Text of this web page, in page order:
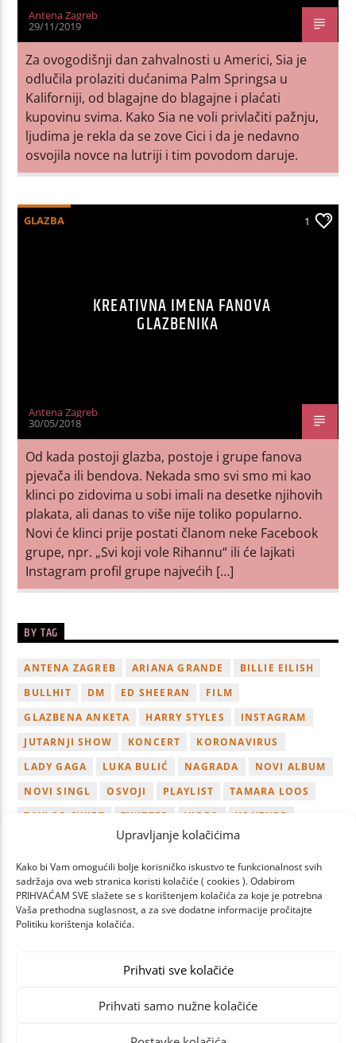
Upravljanje kolačićima
Kako bi Vam omogućili bolje korisničko iskustvo te funkcionalnost svih
sadržaja ova web stranica koristi kolačiće ( cookies ). Odabirom
PRIHVAĆAM SVE slažete se s korištenjem kolačića za koje je potrebna
Vaša prethodna suglasnost, a za sve dodatne informacije pročitajte
Politiku korištenja kolačića.
Prihvati sve kolačiće
Prihvati samo nužne kolačiće
Antena Zagreb
29/11/2019
Za ovogodišnji dan zahvalnosti u Americi, Sia je
odlučila prolaziti dućanima Palm Springsa u
Kaliforniji, od blagajne do blagajne i plaćati
kupovinu svima. Kako Sia ne voli privlačiti pažnju,
ljudima je rekla da se zove Cici i da je nedavno
osvojila novce na lutriji i tim povodom daruje.
GLAZBA 1
KREATIVNA IMENA FANOVA
GLAZBENIKA
Antena Zagreb
30/05/2018
Od kada postoji glazba, postoje i grupe fanova
pjevača ili bendova. Nekada smo svi smo mi kao
klinci po zidovima u sobi imali na desetke njihovih
plakata, ali danas to više nije toliko popularno.
Novi će klinci prije postati članom neke Facebook
grupe, npr. „Svi koji vole Rihannu“ ili će lajkati
Instagram profil grupe najvećih […]
BY TAG
ANTENA ZAGREB ARIANA GRANDE
BILLIE EILISH
BULLHIT
DM ED SHEERAN
FILM
GLAZBENA ANKETA
HARRY STYLES
INSTAGRAM
JUTARNJI SHOW
KONCERT
KORONAVIRUS
LADY GAGA
LUKA BULIĆ NAGRADA
NOVI ALBUM
NOVI SINGL
OSVOJI PLAYLIST
TAMARA LOOS
TAYLOR SWIFT
TWITTER VIDEO
YOUTUBE